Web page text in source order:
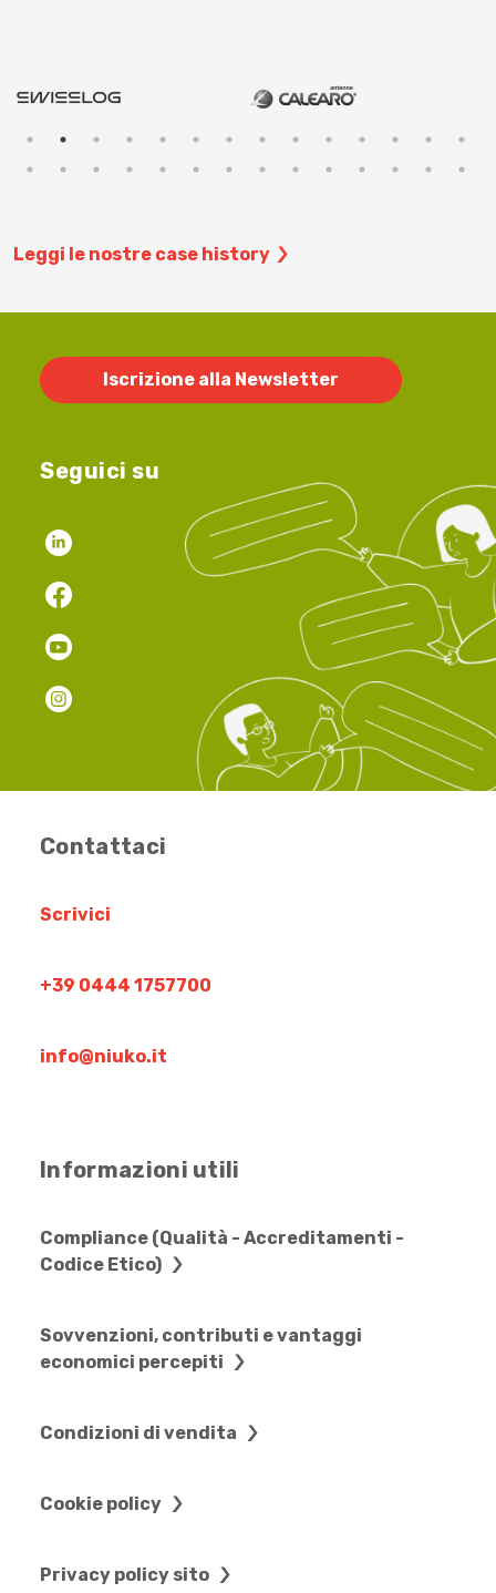
Leggi le nostre case history
Iscrizione alla Newsletter
Seguici su
Contattaci
Scrivici
+39 0444 1757700
info@niuko.it
Informazioni utili
Compliance (Qualità - Accreditamenti -
Codice Etico)
Sovvenzioni, contributi e vantaggi
economici percepiti
Condizioni di vendita
Cookie policy
Privacy policy sito